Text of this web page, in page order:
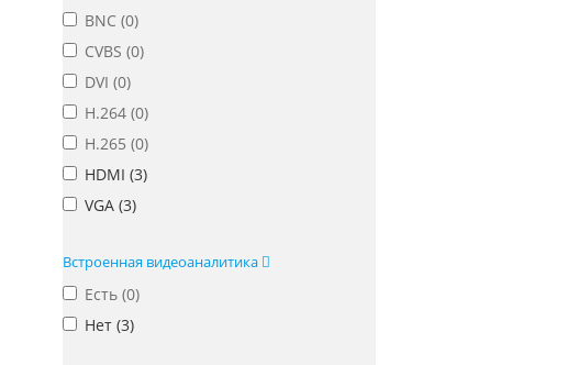
BNC (0)
CVBS (0)
DVI (0)
H.264 (0)
H.265 (0)
HDMI (3)
VGA (3)
Встроенная видеоаналитика
Есть (0)
Нет (3)